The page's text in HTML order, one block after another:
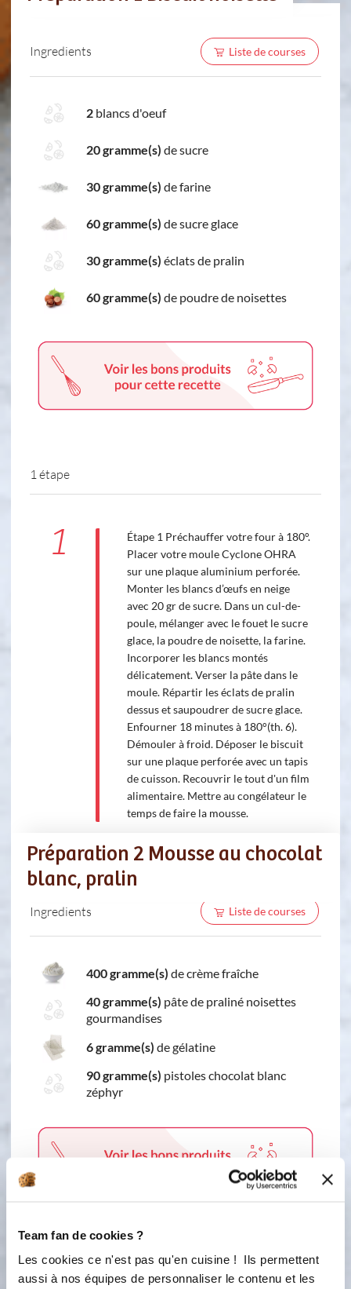
Team fan de cookies ?
Les cookies ce n'est pas qu'en cuisine ! Ils permettent
aussi à nos équipes de personnaliser le contenu et les
Ingredients Liste de courses
2 blancs d'oeuf
20 gramme(s) de sucre
30 gramme(s) de farine
60 gramme(s) de sucre glace
30 gramme(s) éclats de pralin
60 gramme(s) de poudre de noisettes
1 étape
1
Étape 1 Préchauffer votre four à 180°.
Placer votre moule Cyclone OHRA
sur une plaque aluminium perforée.
Monter les blancs d’œufs en neige
avec 20 gr de sucre. Dans un cul-de-
poule, mélanger avec le fouet le sucre
glace, la poudre de noisette, la farine.
Incorporer les blancs montés
délicatement. Verser la pâte dans le
moule. Répartir les éclats de pralin
dessus et saupoudrer de sucre glace.
Enfourner 18 minutes à 180°(th. 6).
Démouler à froid. Déposer le biscuit
sur une plaque perforée avec un tapis
de cuisson. Recouvrir le tout d'un film
alimentaire. Mettre au congélateur le
temps de faire la mousse.
Préparation 2 Mousse au chocolat
blanc, pralin
Ingredients Liste de courses
400 gramme(s) de crème fraîche
40 gramme(s) pâte de praliné noisettes
gourmandises
6 gramme(s) de gélatine
90 gramme(s) pistoles chocolat blanc
zéphyr
3 étapes